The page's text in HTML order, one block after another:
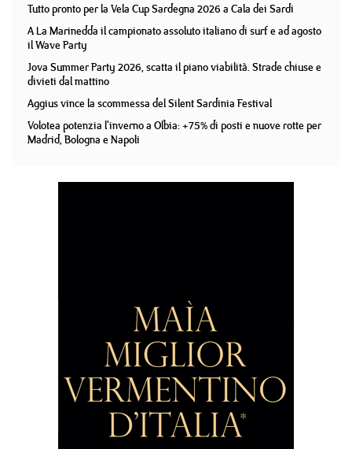
Tutto pronto per la Vela Cup Sardegna 2026 a Cala dei Sardi
A La Marinedda il campionato assoluto italiano di surf e ad agosto
il Wave Party
Jova Summer Party 2026, scatta il piano viabilità. Strade chiuse e
divieti dal mattino
Aggius vince la scommessa del Silent Sardinia Festival
Volotea potenzia l'inverno a Olbia: +75% di posti e nuove rotte per
Madrid, Bologna e Napoli